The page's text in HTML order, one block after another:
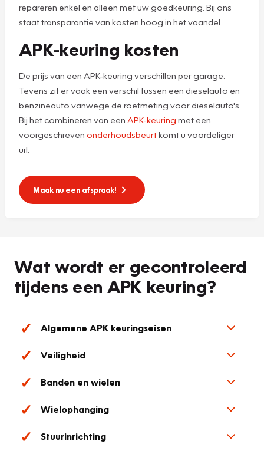
repareren enkel en alleen met uw goedkeuring. Bij ons
staat transparantie van kosten hoog in het vaandel.
APK-keuring kosten
De prijs van een APK-keuring verschillen per garage.
Tevens zit er vaak een verschil tussen een dieselauto en
benzineauto vanwege de roetmeting voor dieselauto's.
Bij het combineren van een APK-keuring met een
voorgeschreven onderhoudsbeurtkomt u voordeliger
uit.
Maak nu een afspraak!
Wat wordt er gecontroleerd
tijdens een APK keuring?
Algemene APK keuringseisen
Veiligheid
Banden en wielen
Wielophanging
Stuurinrichting